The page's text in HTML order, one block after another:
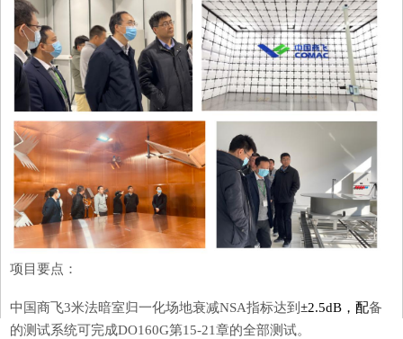
项目要点：
中国商飞3米法暗室归一化场地衰减NSA指标达到 ±2.5dB ，配备
的测试系统可完成DO160G第15-21章的全部测试。